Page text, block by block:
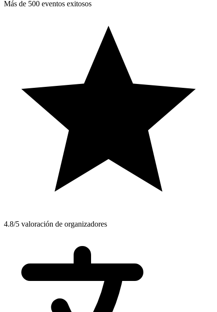
Más de 500 eventos exitosos
4.8/5 valoración de organizadores